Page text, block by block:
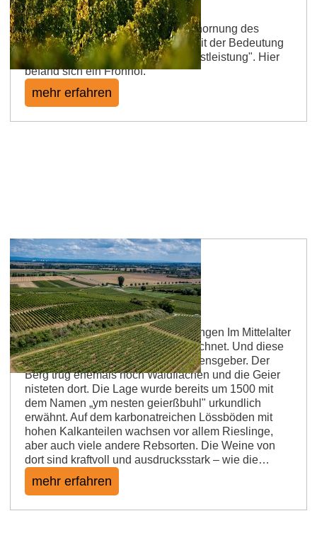
Der Name beruht auf einer Verballhornung des
mittelhochdeutschen Wortes fron mit der Bedeutung
"für den Herrn zu erbringende Dienstleistung". Hier
befand sich ein Fronhof.
mehr erfahren
Bechtheimer Geyersberg
Rieslinge unter Raubvogels Schwingen Im Mittelalter
wurden Raubvögel als Geier bezeichnet. Und diese
Tiere sind hier tatsächlich der Namensgeber. Der
Berg trug ehemals noch Waldflächen und die Geier
nisteten dort. Die Lage wurde bereits um 1500 mit
dem Namen „ym nesten geierßbuhl" urkundlich
erwähnt. Auf dem karbonatreichen Lössböden mit
hohen Kalkanteilen wachsen vor allem Rieslinge,
aber auch viele andere Rebsorten. Die Weine von
dort sind kraftvoll und ausdrucksstark – wie die…
mehr erfahren